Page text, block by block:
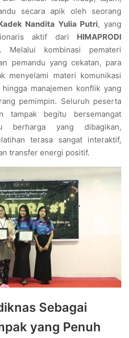
secara apik oleh seorang
Nandita Yulia Putri, yang
aktif dari HIMAPRODI
. Melalui kombinasi pemateri
pemandu yang cekatan, para
menyelami materi komunikasi
manajemen konflik yang
pemimpin. Seluruh peserta
tampak begitu bersemangat
berharga yang dibagikan,
terasa sangat interaktif,
transfer energi positif.
Sebagai
yang Penuh